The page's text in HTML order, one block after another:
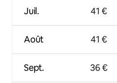
Juil.
Août
Sept.
41 €
41 €
36 €